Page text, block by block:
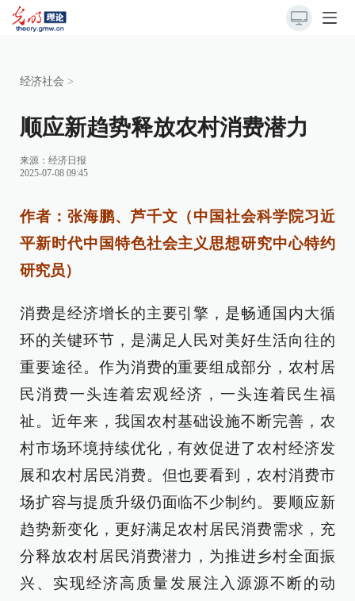
经济社会 >
顺应新趋势释放农村消费潜力
来源： 经济日报
2025-07-08 09:45
作者：张海鹏、芦千文（中国社会科学院习近
平新时代中国特色社会主义思想研究中心特约
研究员）
消费是经济增长的主要引擎，是畅通国内大循
环的关键环节，是满足人民对美好生活向往的
重要途径。作为消费的重要组成部分，农村居
民消费一头连着宏观经济，一头连着民生福
祉。近年来，我国农村基础设施不断完善，农
村市场环境持续优化，有效促进了农村经济发
展和农村居民消费。但也要看到，农村消费市
场扩容与提质升级仍面临不少制约。要顺应新
趋势新变化，更好满足农村居民消费需求，充
分释放农村居民消费潜力，为推进乡村全面振
兴、实现经济高质量发展注入源源不断的动